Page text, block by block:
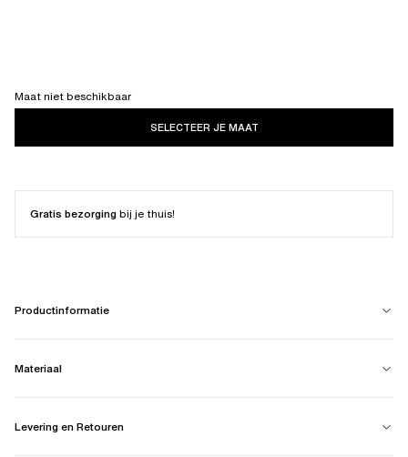
Maat niet beschikbaar
SELECTEER JE MAAT
Gratis bezorgingbij je thuis!
Productinformatie
Materiaal
Levering en Retouren